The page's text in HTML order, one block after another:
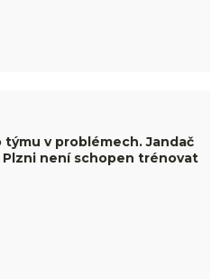
v problémech. Jandač
Plzni není schopen trénovat